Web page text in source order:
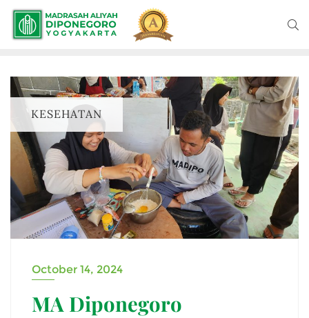
KESEHATAN
October 14, 2024
MA Diponegoro